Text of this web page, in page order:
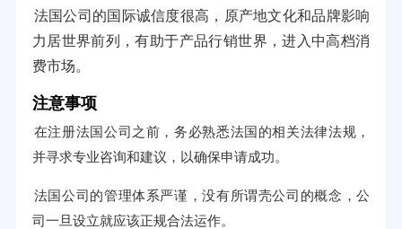
法国公司的国际诚信度很高，原产地文化和品牌影响
力居世界前列，有助于产品行销世界，进入中高档消
费市场。
注意事项
在注册法国公司之前，务必熟悉法国的相关法律法规，
并寻求专业咨询和建议，以确保申请成功。
法国公司的管理体系严谨，没有所谓壳公司的概念，公
司一旦设立就应该正规合法运作。